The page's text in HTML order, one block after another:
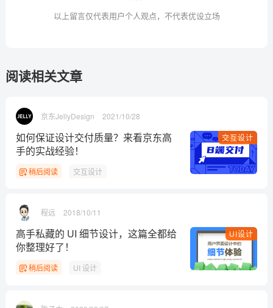
以上留言仅代表用户个人观点，不代表优设立场
阅读相关文章
京东JellyDesign 2021/10/28
交互设计
如何保证设计交付质量？来看京东高
手的实战经验！
稍后阅读 交互设计
程远 2018/10/11
UI设计
高手私藏的 UI 细节设计，这篇全都给
你整理好了！
稍后阅读 UI 设计